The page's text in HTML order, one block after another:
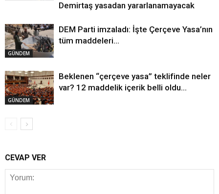
Demirtaş yasadan yararlanamayacak
GÜNDEM
DEM Parti imzaladı: İşte Çerçeve Yasa’nın
tüm maddeleri…
GÜNDEM
Beklenen “çerçeve yasa” teklifinde neler
var? 12 maddelik içerik belli oldu…
CEVAP VER